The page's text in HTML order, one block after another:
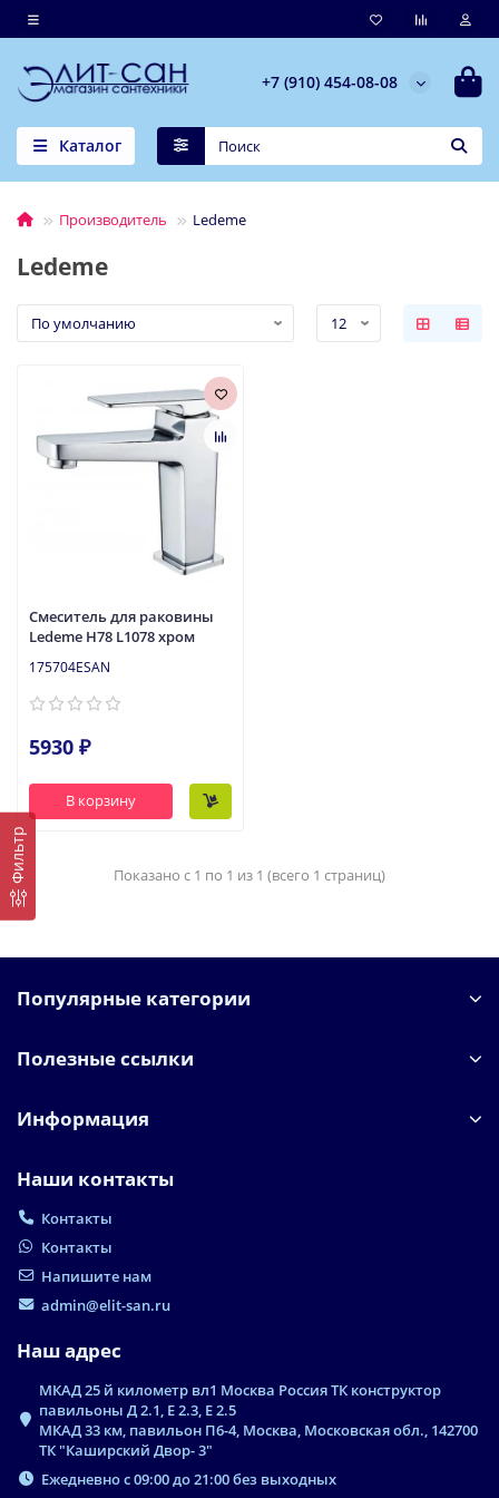
+7 (910) 454-08-08
Каталог
Производитель Ledeme
Ledeme
Фильтр
Смеситель для раковины
Ledeme H78 L1078 хром
175704ESAN
5930 ₽
В корзину
Показано с 1 по 1 из 1 (всего 1 страниц)
Популярные категории
Полезные ссылки
Информация
Наши контакты
Контакты
Контакты
Напишите нам
admin@elit-san.ru
Наш адрес
МКАД 25 й километр вл1 Москва Россия ТК конструктор
павильоны Д 2.1, Е 2.3, Е 2.5
МКАД 33 км, павильон П6-4, Москва, Московская обл., 142700
ТК "Каширский Двор- 3"
Ежедневно с 09:00 до 21:00 без выходных